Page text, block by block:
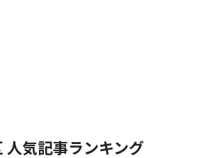
人気記事ランキング